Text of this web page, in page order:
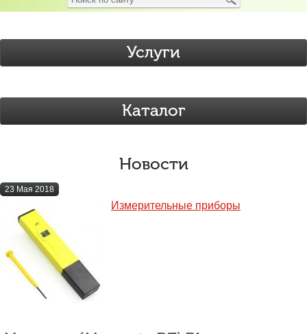
Услуги
Каталог
Новости
23 Мая 2018
Измерительные приборы